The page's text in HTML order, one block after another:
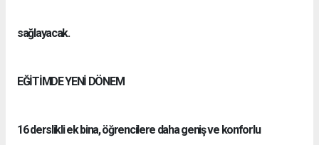
sağlayacak.
EĞİTİMDE YENİ DÖNEM
16 derslikli ek bina, öğrencilere daha geniş ve konforlu